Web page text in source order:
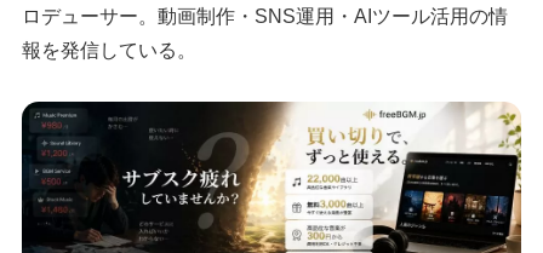
ロデューサー。動画制作・SNS運用・AIツール活用の情
報を発信している。